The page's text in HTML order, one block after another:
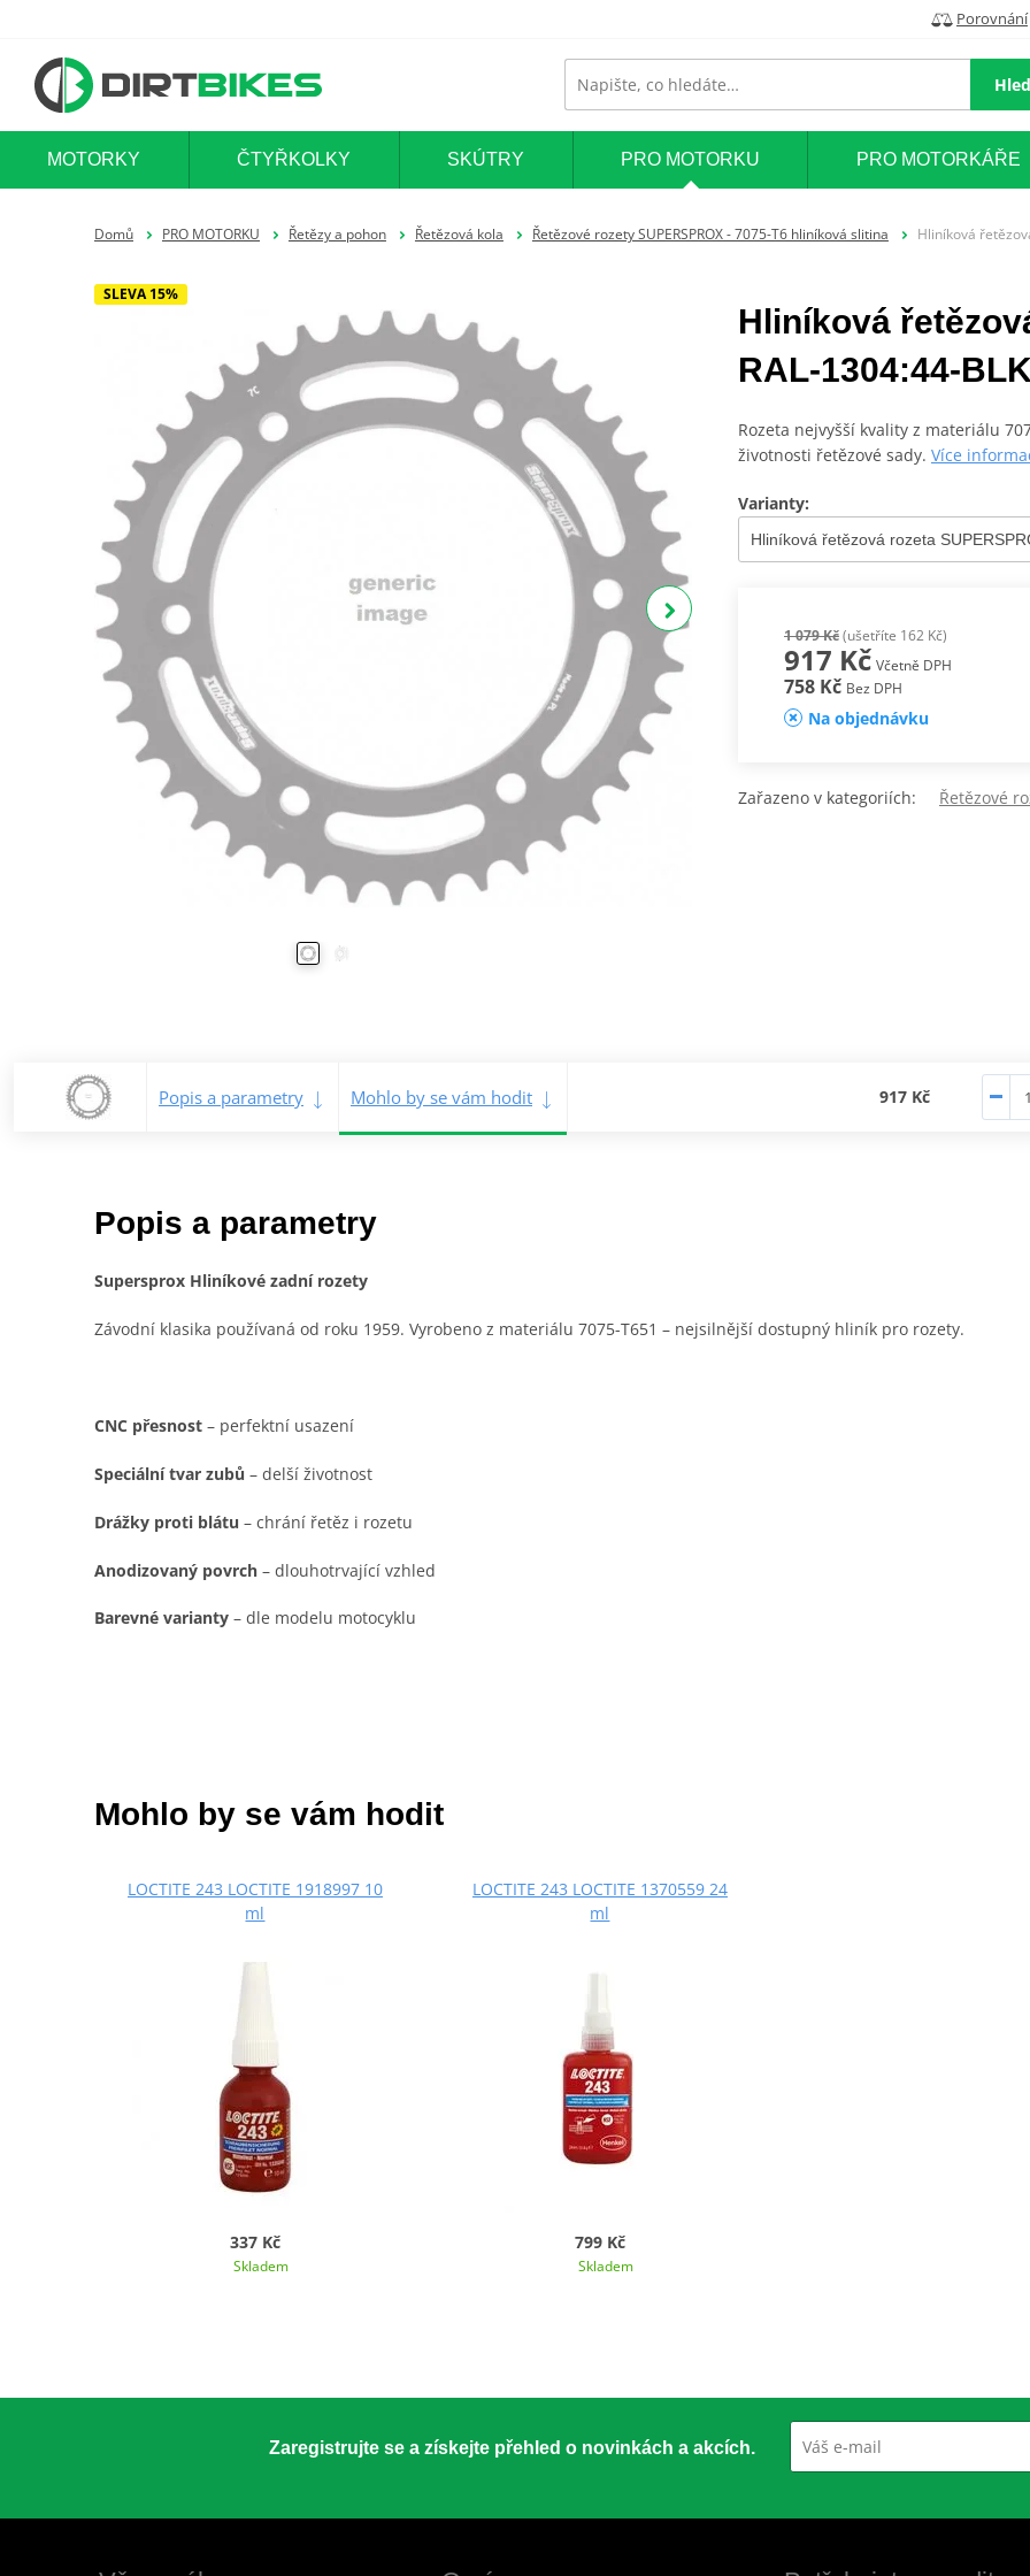
Porovnání
MOTORKY ČTYŘKOLKY SKÚTRY PRO MOTORKU PRO MOTORKÁŘE
Domů PRO MOTORKU Řetězy a pohon Řetězová kola Řetězové rozety SUPERSPROX - 7075-T6 hliníková slitina Hliníková
SLEVA 15%
Hliníková
RAL-1304:44-
Rozeta nejvyšší kvality z materiálu
životnosti řetězové sady. Více
Varianty:
1 079 Kč(ušetříte 162 Kč)
917 Kč Včetně DPH
758 Kč Bez DPH
Na objednávku
Zařazeno v kategoriích: Řetězové
Popis a parametry Mohlo by se vám hodit 917 Kč
Popis a parametry
Supersprox Hliníkové zadní rozety
Závodní klasika používaná od roku 1959. Vyrobeno z materiálu 7075-T651 – nejsilnější dostupný hliník pro rozety.
CNC přesnost – perfektní usazení
Speciální tvar zubů – delší životnost
Drážky proti blátu – chrání řetěz i rozetu
Anodizovaný povrch – dlouhotrvající vzhled
Barevné varianty – dle modelu motocyklu
Mohlo by se vám hodit
LOCTITE 243 LOCTITE 1918997 10
ml
337 Kč
Skladem
LOCTITE 243 LOCTITE 1370559 24
ml
799 Kč
Skladem
Zaregistrujte se a získejte přehled o novinkách a akcích.